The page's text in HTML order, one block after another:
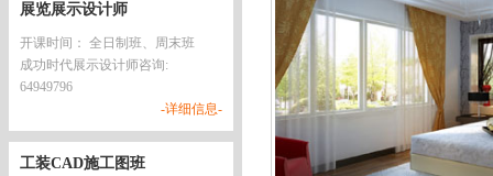
展览展示设计师
开课时间： 全日制班、周末班
成功时代展示设计师咨询:
64949796
-详细信息-
工装CAD施工图班